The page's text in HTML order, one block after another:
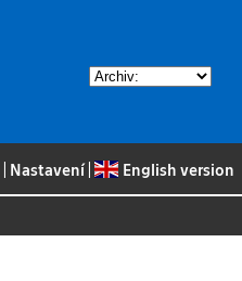
Nastavení| English version